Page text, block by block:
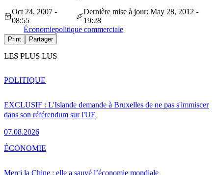
Oct 24, 2007 -
08:55
Dernière mise à jour: May 28, 2012 -
19:28
Économiepolitique commerciale
Print Partager
LES PLUS LUS
EXCLUSIF : L'Islande demande à Bruxelles de ne pas s'immiscer
dans son référendum sur l'UE
07.08.2026
POLITIQUE
Merci la Chine : elle a sauvé l’économie mondiale
ÉCONOMIE